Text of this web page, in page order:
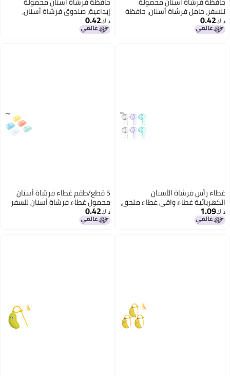
للسفر، حامل فرشاة أسنان، حافظة
أقلام، صندوق تخزين معجون الأسنان
د.ك‏0.42
إبداعية، صندوق فرشاة أسنان،
صندوق أدوات مائدة، صندوق أقلام،
صندوق تخزين معجون الأسنان
د.ك‏0.42
غطاء رأس فرشاة الأسنان
الكهربائية غطاء واقي غطاء ملحق،
مناسب لفرشاة الأسنان من سلسلة
Oral-B iO ذات الرأس الدائري.
د.ك‏1.09
5 قطع/طقم غطاء فرشاة أسنان
محمول غطاء فرشاة أسنان للسفر
واقي رأس فرشاة الأسنان غطاء غبار
د.ك‏0.42